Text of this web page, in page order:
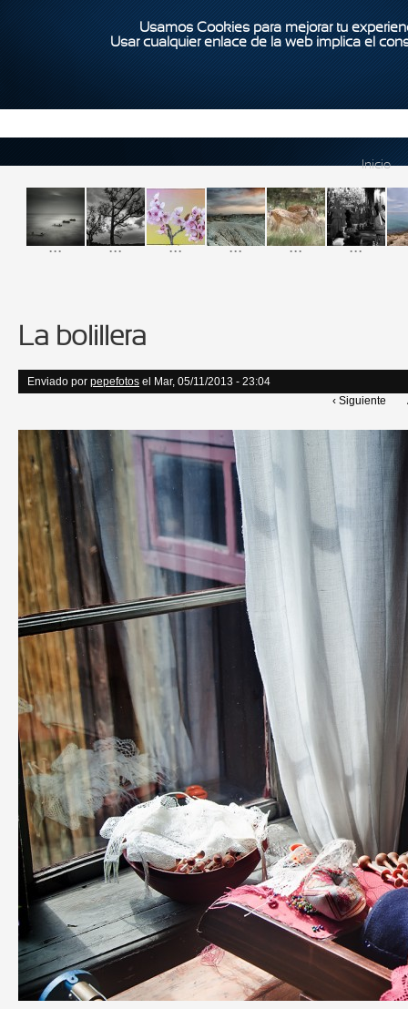
Usamos Cookies para mejorar tu
Usar cualquier enlace de la web implica el
Inicio
... ... ... ... ... ...
La bolillera
Enviado por pepefotos el Mar, 05/11/2013 - 23:04
‹ Siguiente